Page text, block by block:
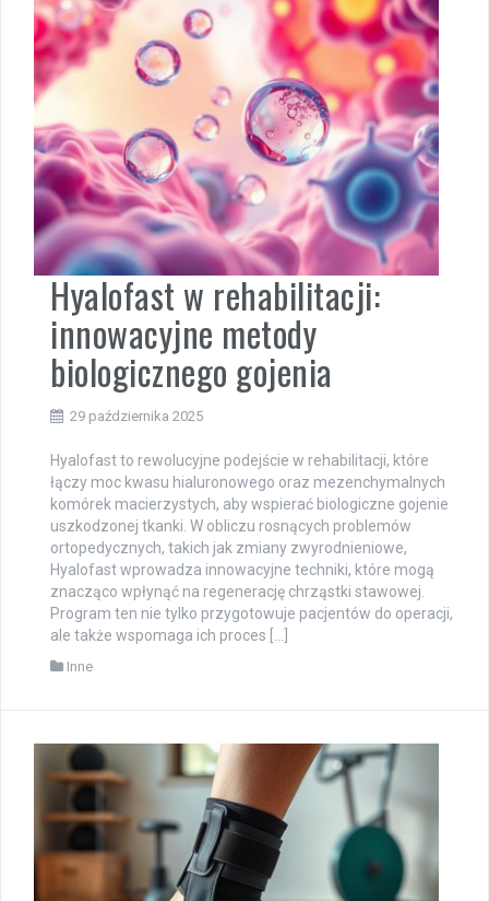
Hyalofast w rehabilitacji:
innowacyjne metody
biologicznego gojenia
29 października 2025
Hyalofast to rewolucyjne podejście w rehabilitacji, które
łączy moc kwasu hialuronowego oraz mezenchymalnych
komórek macierzystych, aby wspierać biologiczne gojenie
uszkodzonej tkanki. W obliczu rosnących problemów
ortopedycznych, takich jak zmiany zwyrodnieniowe,
Hyalofast wprowadza innowacyjne techniki, które mogą
znacząco wpłynąć na regenerację chrząstki stawowej.
Program ten nie tylko przygotowuje pacjentów do operacji,
ale także wspomaga ich proces […]
Inne